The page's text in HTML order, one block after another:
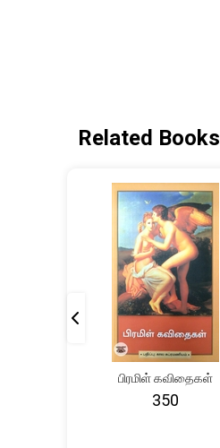
Related Books
பிரமிள் கவிதைகள்
₹350